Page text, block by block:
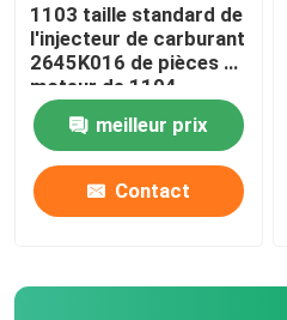
1103 taille standard de
l'injecteur de carburant
2645K016 de pièces de
moteur de 1104
Perkins
meilleur prix
Contact